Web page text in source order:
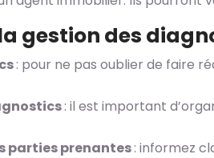
gestion des
: pour ne pas oublier de faire
: il est important
parties prenantes: informez